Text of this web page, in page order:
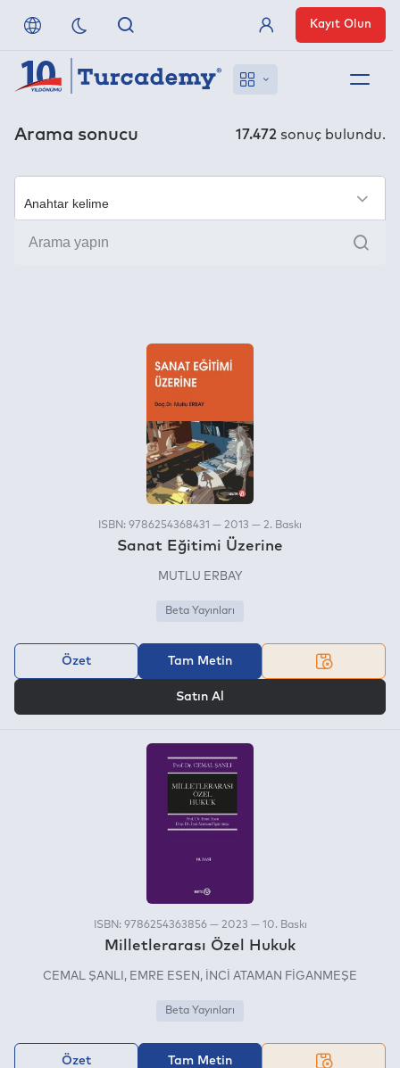
Referanslarımız
Üye Girişi
Kayıt Olun
Arama sonucu 17.472 sonuç bulundu.
Ara
ISBN: 9786254368431 — 2013 — 2. Baskı
Sanat Eğitimi Üzerine
MUTLU ERBAY
Beta Yayınları
Özet Tam Metin
Satın Al
ISBN: 9786254363856 — 2023 — 10. Baskı
Milletlerarası Özel Hukuk
CEMAL ŞANLI EMRE ESEN İNCİ ATAMAN FİGANMEŞE
Beta Yayınları
Özet Tam Metin